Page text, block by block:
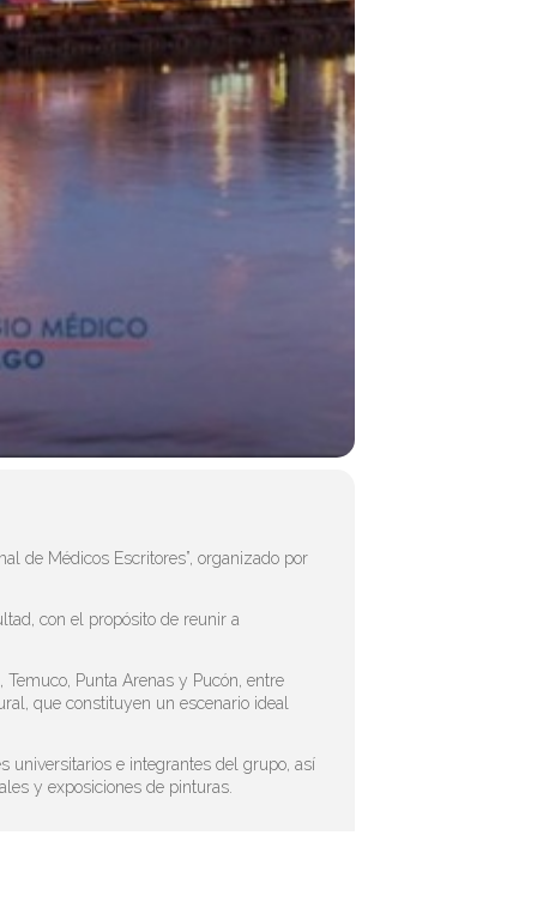
de Médicos Escritores”, organizado por
con el propósito de reunir a
Punta Arenas y Pucón, entre
que constituyen un escenario ideal
universitarios e integrantes del grupo, así
y exposiciones de pinturas.